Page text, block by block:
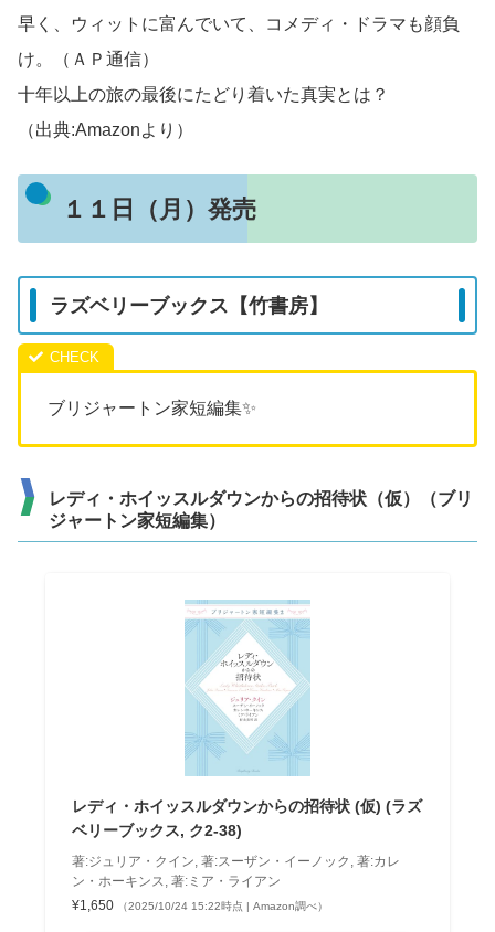
早く、ウィットに富んでいて、コメディ・ドラマも顔負
け。（ＡＰ通信）
十年以上の旅の最後にたどり着いた真実とは？
（出典:Amazonより）
１１日（月）発売
ラズベリーブックス【竹書房】
ブリジャートン家短編集✨
レディ・ホイッスルダウンからの招待状（仮）（ブリ
ジャートン家短編集）
レディ・ホイッスルダウンからの招待状 (仮) (ラズ
ベリーブックス, ク2-38)
著:ジュリア・クイン, 著:スーザン・イーノック, 著:カレ
ン・ホーキンス, 著:ミア・ライアン
¥1,650
（2025/10/24 15:22時点 | Amazon調べ）